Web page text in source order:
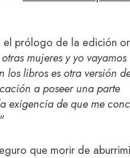
el prólogo de la edición
mujeres y yo vayamos
los libros es otra versión
a poseer una parte
exigencia de que me
que morir de